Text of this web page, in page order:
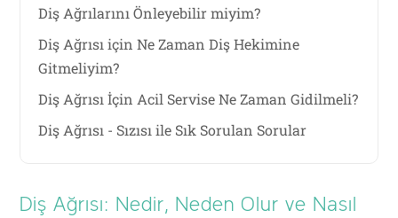
Diş Ağrılarını Önleyebilir miyim?
Diş Ağrısı için Ne Zaman Diş Hekimine
Gitmeliyim?
Diş Ağrısı İçin Acil Servise Ne Zaman Gidilmeli?
Diş Ağrısı - Sızısı ile Sık Sorulan Sorular
Diş Ağrısı: Nedir, Neden Olur ve Nasıl